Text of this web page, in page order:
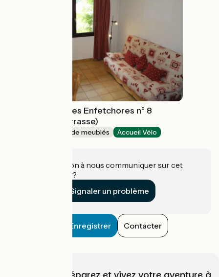
Poulet Marie - Les Enfetchores n° 8
(Studio avec terrasse)
Gîtes et locations de meublés Accueil Vélo
Une information à nous communiquer sur cet
établissement ?
Signaler un problème
Enregistrer Contacter